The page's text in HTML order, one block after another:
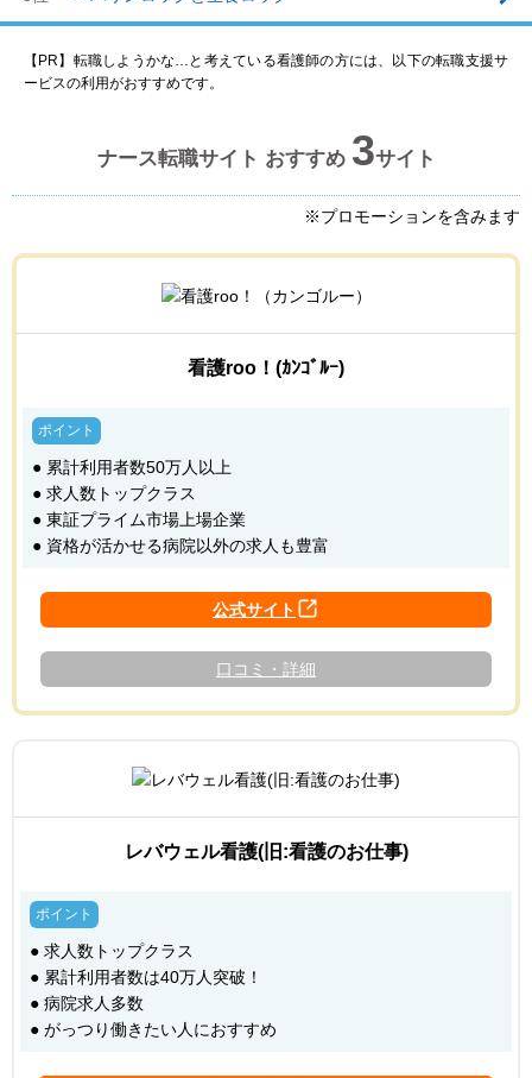
【PR】転職しようかな…と考えている看護師の方には、以下の転職支援サ
ービスの利用がおすすめです。
ナース転職サイト おすすめ 3サイト
※プロモーションを含みます
看護roo！(ｶﾝｺﾞﾙｰ)
● 累計利用者数50万人以上
● 求人数トップクラス
● 東証プライム市場上場企業
● 資格が活かせる病院以外の求人も豊富
口コミ・詳細
レバウェル看護(旧:看護のお仕事)
● 求人数トップクラス
● 累計利用者数は40万人突破！
● 病院求人多数
● がっつり働きたい人におすすめ